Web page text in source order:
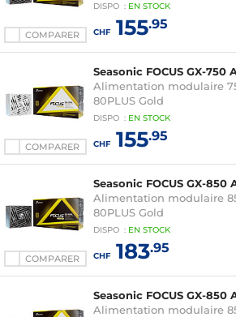
COMPARER
DISPO : EN STOCK
CHF155.95
COMPARER
Seasonic FOCUS GX-750
Alimentation modulaire
80PLUS Gold
DISPO : EN STOCK
CHF155.95
COMPARER
Seasonic FOCUS GX-850
Alimentation modulaire
80PLUS Gold
DISPO : EN STOCK
CHF183.95
Seasonic FOCUS GX-850
Alimentation modulaire